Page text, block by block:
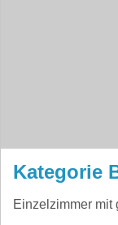
Kategorie
Einzelzimmer mit